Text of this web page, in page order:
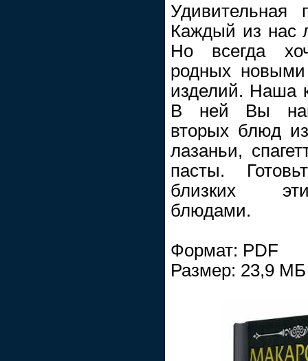
Удивительная
Каждый из нас
Но всегда
родных
изделий. Наша
В ней Вы
вторых блюд
лазаньи,
пасты.
близких
блюдами.
Формат: PDF
Размер: 23,9 МБ